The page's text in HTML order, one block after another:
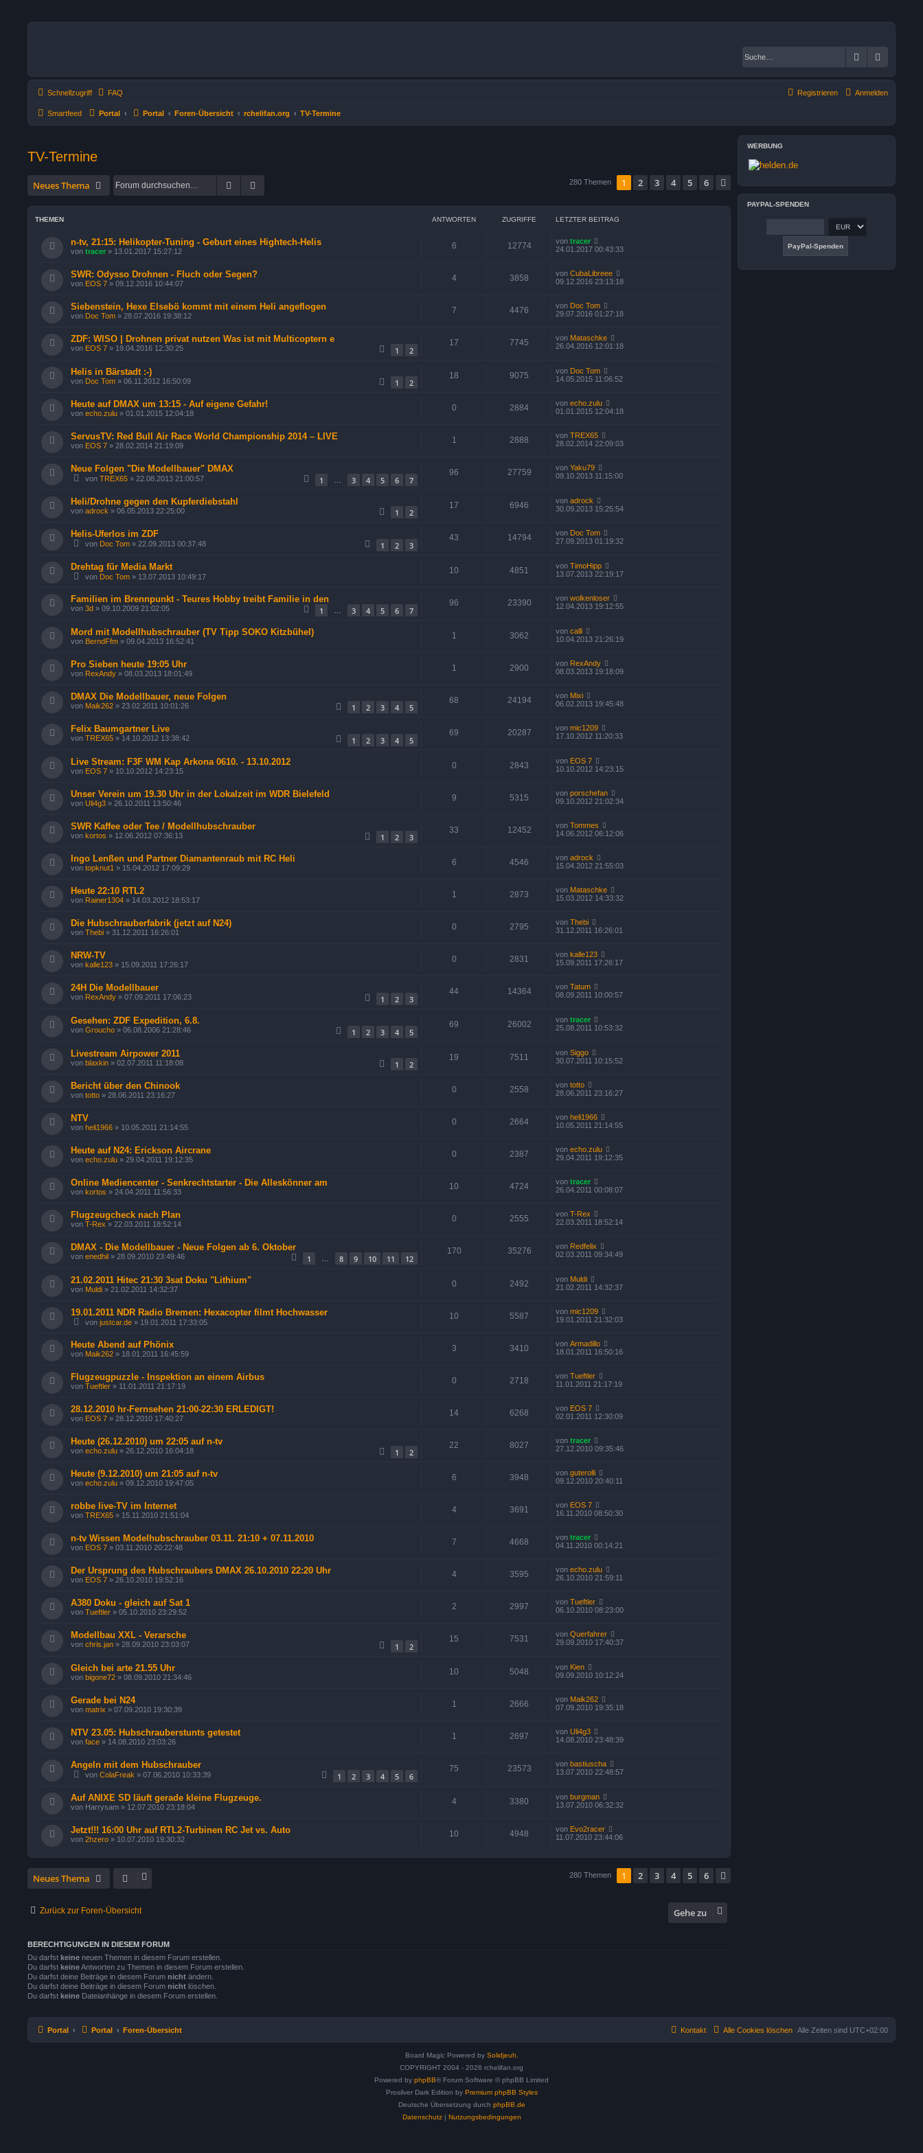
Suche
Schnellzugriff FAQ Anmelden
Registrieren
Smartfeed Portal Portal Foren-Übersicht rchelifan.org TV-Termine
TV-Termine
Neues Thema Suche 280 Themen 1 2 3 4 5 6 Nächste
THEMEN ANTWORTEN ZUGRIFFE LETZTER BEITRAG
n-tv, 21:15: Helikopter-Tuning - Geburt eines Hightech-Helis
von tracer » 13.01.2017 15:27:12
6 12774 von tracer
24.01.2017 00:43:33
SWR: Odysso Drohnen - Fluch oder Segen?
von EOS 7 » 09.12.2016 10:44:07
4 3858 von CubaLibreee
09.12.2016 23:13:18
Siebenstein, Hexe Elsebö kommt mit einem Heli angeflogen
von Doc Tom » 28.07.2016 19:38:12
7 4476 von Doc Tom
29.07.2016 01:27:18
ZDF: WISO | Drohnen privat nutzen Was ist mit Multicoptern e
von EOS 7 » 19.04.2016 12:30:25 1 2
17 7745 von Mataschke
26.04.2016 12:01:18
Helis in Bärstadt :-)
von Doc Tom » 06.11.2012 16:50:09 1 2
18 9075 von Doc Tom
14.05.2015 11:06:52
Heute auf DMAX um 13:15 - Auf eigene Gefahr!
von echo.zulu » 01.01.2015 12:04:18
0 2884 von echo.zulu
01.01.2015 12:04:18
ServusTV: Red Bull Air Race World Championship 2014 – LIVE
von EOS 7 » 28.02.2014 21:19:09
1 2888 von TREX65
28.02.2014 22:09:03
Neue Folgen "Die Modellbauer" DMAX
von TREX65 » 22.08.2013 21:00:57 1 3 4 5 6 7
96 27759 von Yaku79
09.10.2013 11:15:00
Heli/Drohne gegen den Kupferdiebstahl
von adrock » 06.05.2013 22:25:00 1 2
17 6946 von adrock
30.09.2013 15:25:54
Helis-Uferlos im ZDF
von Doc Tom » 22.09.2013 00:37:48 1 2 3
43 14794 von Doc Tom
27.09.2013 01:19:32
Drehtag für Media Markt
von Doc Tom » 13.07.2013 10:49:17
10 4851 von TimoHipp
13.07.2013 22:19:17
Familien im Brennpunkt - Teures Hobby treibt Familie in den
von 3d » 09.10.2009 21:02:05 1 3 4 5 6 7
96 23390 von wolkenloser
12.04.2013 19:12:55
Mord mit Modellhubschrauber (TV Tipp SOKO Kitzbühel)
von BerndFfm » 09.04.2013 16:52:41
1 3062 von calli
10.04.2013 21:26:19
Pro Sieben heute 19:05 Uhr
von RexAndy » 08.03.2013 18:01:49
1 2900 von RexAndy
08.03.2013 19:18:09
DMAX Die Modellbauer, neue Folgen
von Maik262 » 23.02.2011 10:01:26 1 2 3 4 5
68 24194 von Mixi
06.02.2013 19:45:48
Felix Baumgartner Live
von TREX65 » 14.10.2012 13:38:42 1 2 3 4 5
69 20287 von mic1209
17.10.2012 11:20:33
Live Stream: F3F WM Kap Arkona 0610. - 13.10.2012
von EOS 7 » 10.10.2012 14:23:15
0 2843 von EOS 7
10.10.2012 14:23:15
Unser Verein um 19.30 Uhr in der Lokalzeit im WDR Bielefeld
von Uli4g3 » 26.10.2011 13:50:46
9 5315 von porschefan
09.10.2012 21:02:34
SWR Kaffee oder Tee / Modellhubschrauber
von kortos » 12.06.2012 07:36:13 1 2 3
33 12452 von Tommes
14.06.2012 06:12:06
Ingo Lenßen und Partner Diamantenraub mit RC Heli
von topknut1 » 15.04.2012 17:09:29
6 4546 von adrock
15.04.2012 21:55:03
Heute 22:10 RTL2
von Rainer1304 » 14.03.2012 18:53:17
1 2873 von Mataschke
15.03.2012 14:33:32
Die Hubschrauberfabrik (jetzt auf N24)
von Thebi » 31.12.2011 16:26:01
0 2795 von Thebi
31.12.2011 16:26:01
NRW-TV
von kalle123 » 15.09.2011 17:26:17
0 2831 von kalle123
15.09.2011 17:26:17
24H Die Modellbauer
von RexAndy » 07.09.2011 17:06:23 1 2 3
44 14364 von Tatum
08.09.2011 10:00:57
Gesehen: ZDF Expedition, 6.8.
von Groucho » 06.08.2006 21:28:46 1 2 3 4 5
69 26002 von tracer
25.08.2011 10:53:32
Livestream Airpower 2011
von blaxkin » 02.07.2011 11:18:08 1 2
19 7511 von Siggo
30.07.2011 10:15:52
Bericht über den Chinook
von totto » 28.06.2011 23:16:27
0 2558 von totto
28.06.2011 23:16:27
NTV
von heli1966 » 10.05.2011 21:14:55
0 2664 von heli1966
10.05.2011 21:14:55
Heute auf N24: Erickson Aircrane
von echo.zulu » 29.04.2011 19:12:35
0 2387 von echo.zulu
29.04.2011 19:12:35
Online Mediencenter - Senkrechtstarter - Die Alleskönner am
von kortos » 24.04.2011 11:56:33
10 4724 von tracer
26.04.2011 00:08:07
Flugzeugcheck nach Plan
von T-Rex » 22.03.2011 18:52:14
0 2555 von T-Rex
22.03.2011 18:52:14
DMAX - Die Modellbauer - Neue Folgen ab 6. Oktober
von enedhil » 28.09.2010 23:49:46 1 8 9 10 11 12
170 35276 von Redfelix
02.03.2011 09:34:49
21.02.2011 Hitec 21:30 3sat Doku "Lithium"
von Muldi » 21.02.2011 14:32:37
0 2492 von Muldi
21.02.2011 14:32:37
19.01.2011 NDR Radio Bremen: Hexacopter filmt Hochwasser
von justcar.de » 19.01.2011 17:33:05
10 5587 von mic1209
19.01.2011 21:32:03
Heute Abend auf Phönix
von Maik262 » 18.01.2011 16:45:59
3 3410 von Armadillo
18.01.2011 16:50:16
Flugzeugpuzzle - Inspektion an einem Airbus
von Tueftler » 11.01.2011 21:17:19
0 2718 von Tueftler
11.01.2011 21:17:19
28.12.2010 hr-Fernsehen 21:00-22:30 ERLEDIGT!
von EOS 7 » 28.12.2010 17:40:27
14 6268 von EOS 7
02.01.2011 12:30:09
Heute (26.12.2010) um 22:05 auf n-tv
von echo.zulu » 26.12.2010 16:04:18 1 2
22 8027 von tracer
27.12.2010 09:35:46
Heute (9.12.2010) um 21:05 auf n-tv
von echo.zulu » 09.12.2010 19:47:05
6 3948 von guterolli
09.12.2010 20:40:11
robbe live-TV im Internet
von TREX65 » 15.11.2010 21:51:04
4 3691 von EOS 7
16.11.2010 08:50:30
n-tv Wissen Modelhubschrauber 03.11. 21:10 + 07.11.2010
von EOS 7 » 03.11.2010 20:22:48
7 4668 von tracer
04.11.2010 00:14:21
Der Ursprung des Hubschraubers DMAX 26.10.2010 22:20 Uhr
von EOS 7 » 26.10.2010 19:52:16
4 3595 von echo.zulu
26.10.2010 21:59:11
A380 Doku - gleich auf Sat 1
von Tueftler » 05.10.2010 23:29:52
2 2997 von Tueftler
06.10.2010 08:23:00
Modellbau XXL - Verarsche
von chris.jan » 28.09.2010 23:03:07 1 2
15 7531 von Querfahrer
29.09.2010 17:40:37
Gleich bei arte 21.55 Uhr
von bigone72 » 08.09.2010 21:34:46
10 5048 von Kien
09.09.2010 10:12:24
Gerade bei N24
von matrix » 07.09.2010 19:30:39
1 2666 von Maik262
07.09.2010 19:35:18
NTV 23.05: Hubschrauberstunts getestet
von face » 14.08.2010 23:03:26
1 2697 von Uli4g3
14.08.2010 23:48:39
Angeln mit dem Hubschrauber
von ColaFreak » 07.06.2010 10:33:39 1 2 3 4 5 6
75 23573 von bastiuscha
13.07.2010 22:48:57
Auf ANIXE SD läuft gerade kleine Flugzeuge.
von Harrysam » 12.07.2010 23:18:04
4 3380 von burgman
13.07.2010 06:32:32
Jetzt!!! 16:00 Uhr auf RTL2-Turbinen RC Jet vs. Auto
von 2hzero » 10.07.2010 19:30:32
10 4948 von Evo2racer
11.07.2010 23:44:06
Neues Thema 280 Themen 1 2 3 4 5 6
Zurück zur Foren-Übersicht Gehe zu
BERECHTIGUNGEN IN DIESEM FORUM
Du darfst keine neuen Themen in diesem Forum erstellen.
Du darfst keineAntworten zu Themen in diesem Forum erstellen.
Du darfst deine Beiträge in diesem Forum nicht ändern.
Du darfst deine Beiträge in diesem Forum nicht löschen.
Du darfst keine Dateianhänge in diesem Forum erstellen.
WERBUNG
PAYPAL-SPENDEN
Portal Portal Foren-Übersicht Alle Zeiten sind UTC+02:00
Alle Cookies löschen
Kontakt
Board Magic Powered by Solidjeuh.
COPYRIGHT 2004 - 2026 rchelifan.org
Powered by phpBB® Forum Software © phpBB Limited
Prosilver Dark Edition by Premium phpBB Styles
Deutsche Übersetzung durch phpBB.de
Datenschutz| Nutzungsbedingungen